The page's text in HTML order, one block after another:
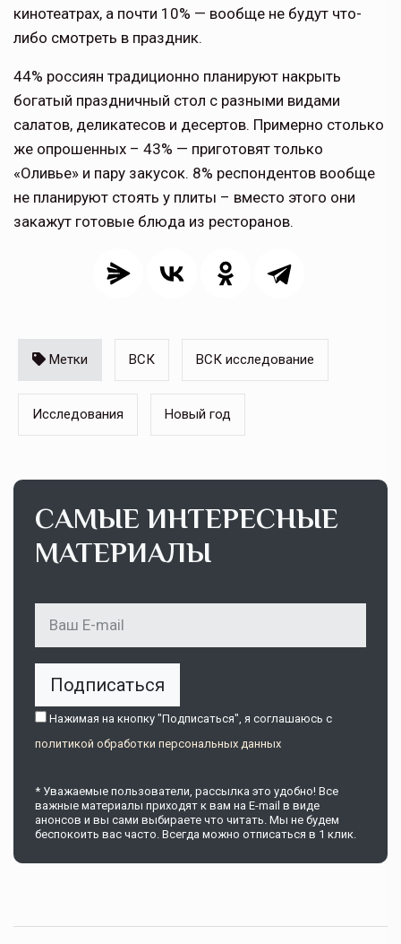
кинотеатрах, а почти 10% — вообще не будут что-
либо смотреть в праздник.
44% россиян традиционно планируют накрыть
богатый праздничный стол с разными видами
салатов, деликатесов и десертов. Примерно столько
же опрошенных – 43% — приготовят только
«Оливье» и пару закусок. 8% респондентов вообще
не планируют стоять у плиты – вместо этого они
закажут готовые блюда из ресторанов.
Метки ВСК ВСК исследование
Исследования Новый год
САМЫЕ ИНТЕРЕСНЫЕ
МАТЕРИАЛЫ
Подписаться
Нажимая на кнопку "Подписаться", я соглашаюсь c
политикой обработки персональных данных
* Уважаемые пользователи, рассылка это удобно! Все
важные материалы приходят к вам на E-mail в виде
анонсов и вы сами выбираете что читать. Мы не будем
беспокоить вас часто. Всегда можно отписаться в 1 клик.